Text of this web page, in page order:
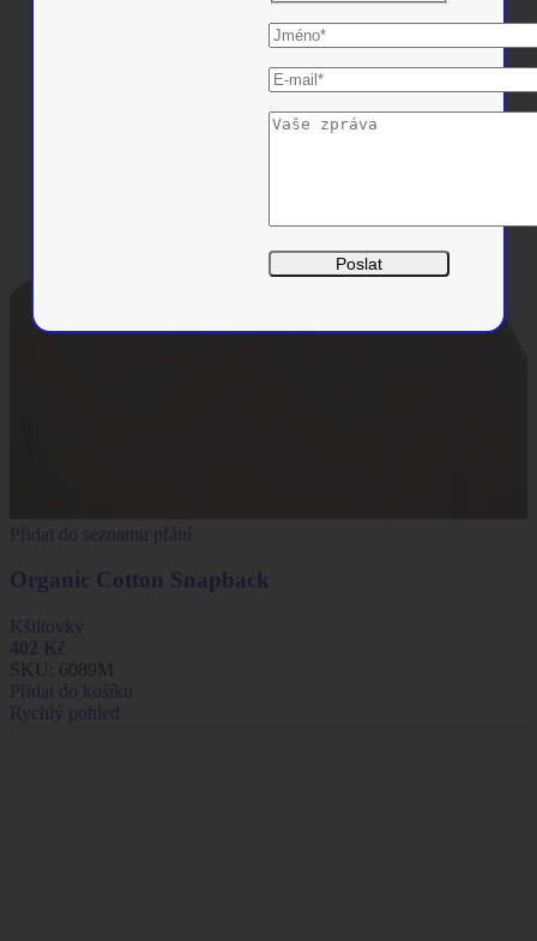
Přidat do seznamu přání
Organic Cotton Snapback
Kšiltovky
SKU: 6089M
Přidat do košíku
Rychlý pohled